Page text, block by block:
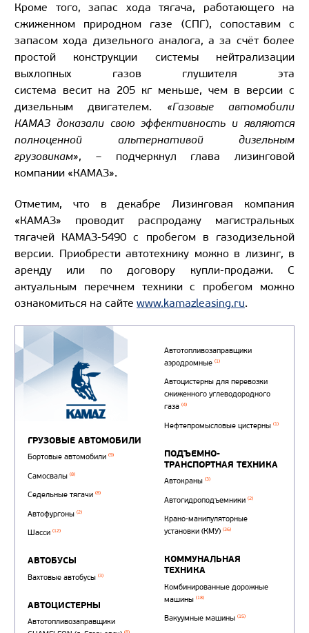
Кроме того, запас хода тягача, работающего на
сжиженном природном газе (СПГ), сопоставим с
запасом хода дизельного аналога, а за счёт более
простой конструкции системы нейтрализации
выхлопных газов глушителя эта
система весит на 205 кг меньше, чем в версии с
дизельным двигателем. «Газовые автомобили
КАМАЗ доказали свою эффективность и являются
полноценной альтернативой дизельным
грузовикам», – подчеркнул глава лизинговой
компании «КАМАЗ».
Отметим, что в декабре Лизинговая компания
«КАМАЗ» проводит распродажу магистральных
тягачей КАМАЗ-5490 с пробегом в газодизельной
версии. Приобрести автотехнику можно в лизинг, в
аренду или по договору купли-продажи. С
актуальным перечнем техники с пробегом можно
ознакомиться на сайте www.kamazleasing.ru.